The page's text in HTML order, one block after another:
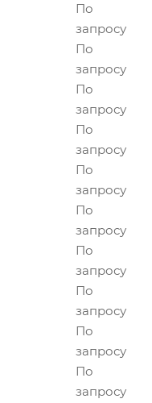
По
запросу
По
запросу
По
запросу
По
запросу
По
запросу
По
запросу
По
запросу
По
запросу
По
запросу
По
запросу